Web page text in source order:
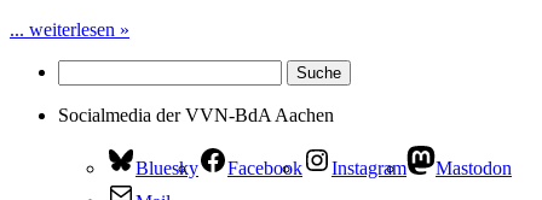
... weiterlesen »
Socialmedia der VVN-BdA Aachen
Bluesky Facebook Instagram
Mastodon